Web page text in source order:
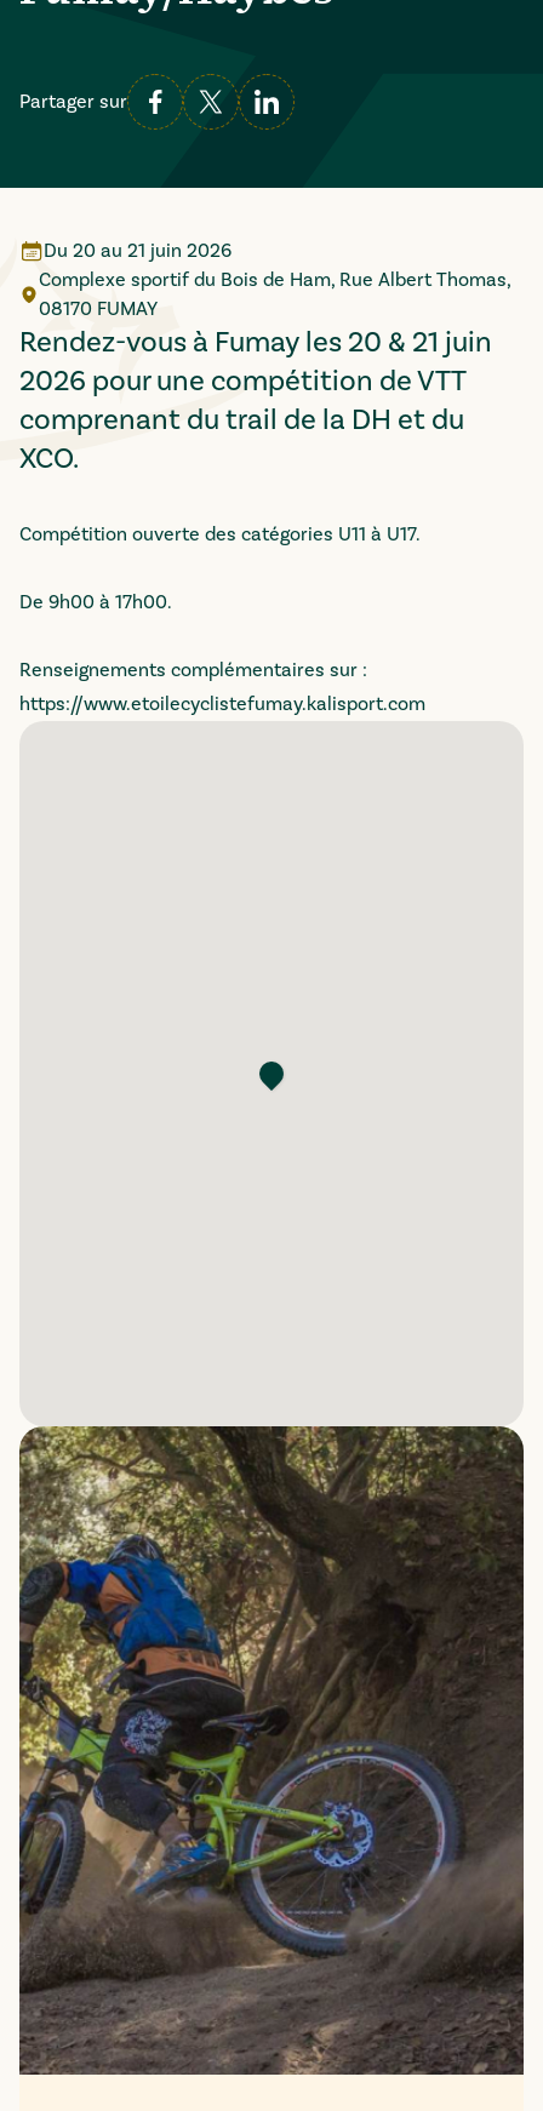
Partager sur
Du 20 au 21 juin 2026
Complexe sportif du Bois de Ham, Rue Albert Thomas,
08170 FUMAY
Rendez-vous à Fumay les 20 & 21 juin
2026 pour une compétition de VTT
comprenant du trail de la DH et du
XCO.
Compétition ouverte des catégories U11 à U17.
De 9h00 à 17h00.
Renseignements complémentaires sur :
https://www.etoilecyclistefumay.kalisport.com